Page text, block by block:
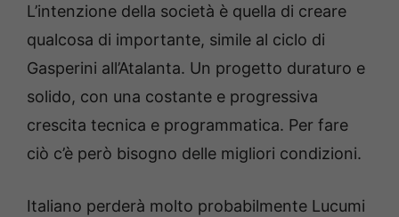
L’intenzione della società è quella di creare
qualcosa di importante, simile al ciclo di
Gasperini all’Atalanta. Un progetto duraturo e
solido, con una costante e progressiva
crescita tecnica e programmatica. Per fare
ciò c’è però bisogno delle migliori condizioni.
Italiano perderà molto probabilmente Lucumi